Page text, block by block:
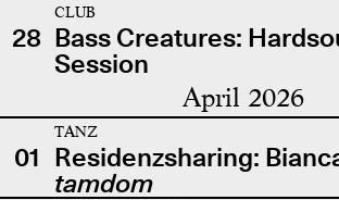
28
CLUB
Bass Creatures:
Session
April 2026
01
TANZ
Residenzsharing:
tamdom